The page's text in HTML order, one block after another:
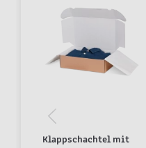
Klappschachtel mit